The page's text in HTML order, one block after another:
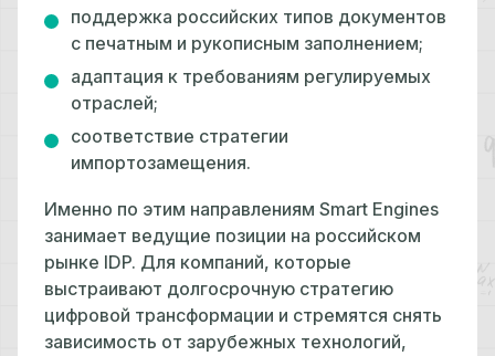
поддержка российских типов документов
с печатным и рукописным заполнением;
адаптация к требованиям регулируемых
отраслей;
соответствие стратегии
импортозамещения.
Именно по этим направлениям Smart Engines
занимает ведущие позиции на российском
рынке IDP. Для компаний, которые
выстраивают долгосрочную стратегию
цифровой трансформации и стремятся снять
зависимость от зарубежных технологий,